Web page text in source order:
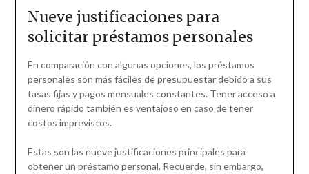
Nueve justificaciones para
solicitar préstamos personales
En comparación con algunas opciones, los préstamos
personales son más fáciles de presupuestar debido a sus
tasas fijas y pagos mensuales constantes. Tener acceso a
dinero rápido también es ventajoso en caso de tener
costos imprevistos.
Estas son las nueve justificaciones principales para
obtener un préstamo personal. Recuerde, sin embargo,